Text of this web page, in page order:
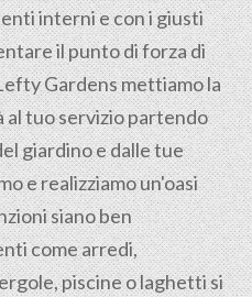
interni e con i giusti
il punto di forza di
Gardens mettiamo la
tuo servizio partendo
giardino e dalle tue
e realizziamo un'oasi
siano ben
come arredi,
piscine o laghetti si